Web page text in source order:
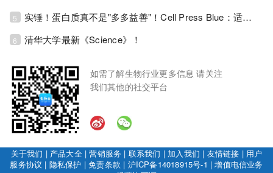
5 实锤！蛋白质真不是"多多益善"！Cell Press Blue：适度限蛋白，反而拉长健康寿命！
6 清华大学最新《Science》！
如需了解生物行业更多信息 请关注
我们其他的社交平台
关于我们 | 产品大全|营销服务 | 联系我们 | 加入我们 | 友情链接 | 用户
服务协议 | 隐私保护 |免责条款 | 沪ICP备14018915号-1 |增值电信业务